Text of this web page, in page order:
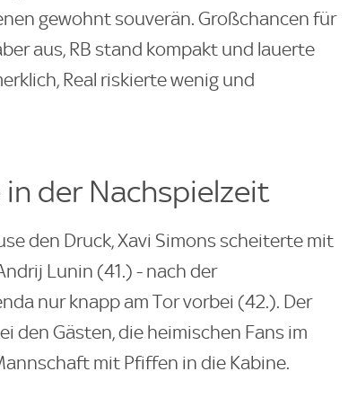
gewohnt souverän. Großchancen für
aus, RB stand kompakt und lauerte
Real riskierte wenig und
der Nachspielzeit
den Druck, Xavi Simons scheiterte mit
Lunin (41.) - nach der
nur knapp am Tor vorbei (42.). Der
den Gästen, die heimischen Fans im
mit Pfiffen in die Kabine.